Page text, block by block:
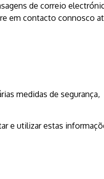
de correio
em contacto connosco
medidas de segurança,
e utilizar estas